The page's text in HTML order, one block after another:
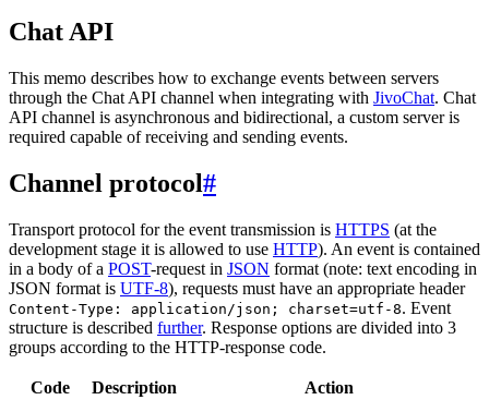
Chat API
This memo describes how to exchange events between servers
through the Chat API channel when integrating with JivoChat. Chat
API channel is asynchronous and bidirectional, a custom server is
required capable of receiving and sending events.
Channel protocol#
Transport protocol for the event transmission is HTTPS (at the
development stage it is allowed to use HTTP). An event is contained
in a body of a POST-request in JSON format (note: text encoding in
JSON format is UTF-8), requests must have an appropriate header
Content-Type: application/json; charset=utf-8. Event
structure is described further. Response options are divided into 3
groups according to the HTTP-response code.
Code Description Action